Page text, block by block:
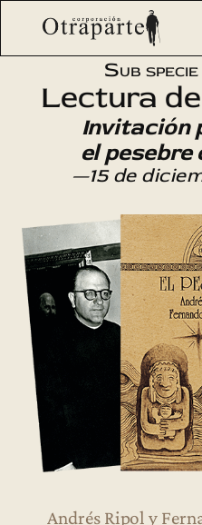
Saltar
Otraparte.org/ Agenda
Sub
Lectura de
Invitación
el
—15 de
Andrés Ripol y